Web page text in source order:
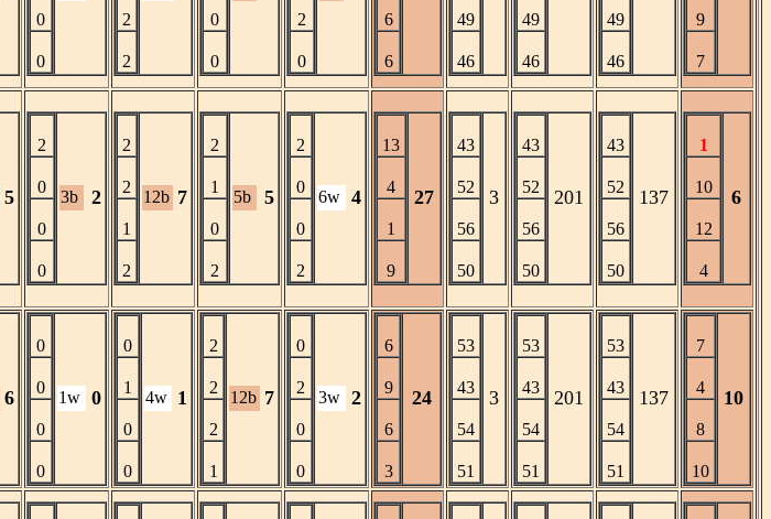
0
0
2
2
0
0
2
0
6
6
49
46
49
46
49
46
9
7
5
2
0
0
0
3b 2
2
2
1
2
12b 7
2
1
0
2
5b 5
2
0
0
2
6w 4
13
4
1
9
27
43
52
56
50
3
43
52
56
50
201
43
52
56
50
137
1
10
12
4
6
6
0
0
0
0
1w 0
0
1
0
0
4w 1
2
2
2
1
12b 7
0
2
0
0
3w 2
6
9
6
3
24
53
43
54
51
3
53
43
54
51
201
53
43
54
51
137
7
4
8
10
10